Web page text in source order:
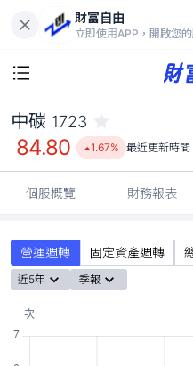
財富自由
立即使用APP，開啟您
84.80
中碳 1723
84.80 1.67% 最近更新時間
個股概覽 財務報表
營運週轉 固定資產週轉
近5年 季報